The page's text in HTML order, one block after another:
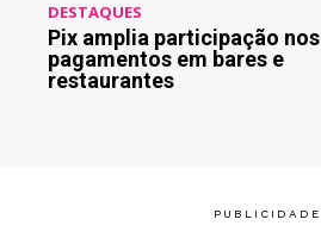
DESTAQUES
Pix amplia participação nos
pagamentos em bares e
restaurantes